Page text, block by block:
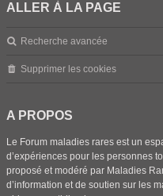
ALLER À LA PAGE
Recherche avancée
Supprimer les cookies
A PROPOS
Le Forum maladies rares est un
d’expériences pour les personnes
proposé et modéré par Maladies
d’information et de soutien sur les